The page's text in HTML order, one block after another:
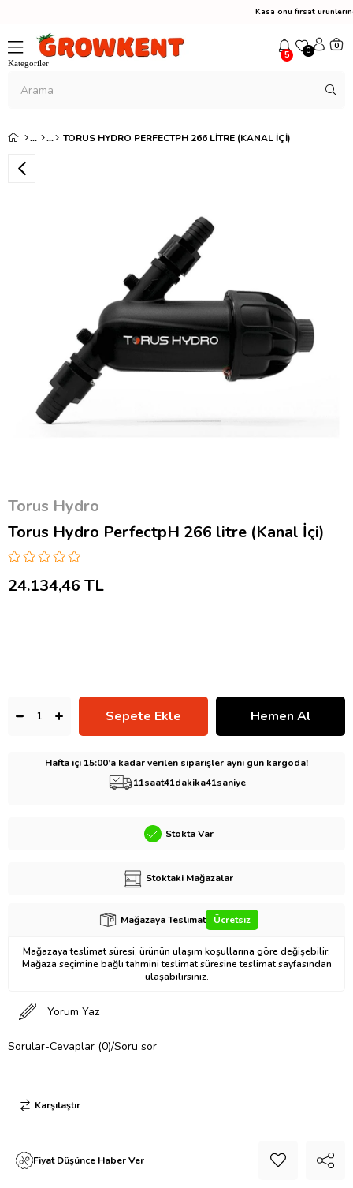
Kasa önü fırsat
5 0 0
TORUS HYDRO PERFECTPH 266 LITRE (KANAL İÇI)
Torus Hydro
Torus Hydro PerfectpH 266 litre (Kanal İçi)
24.134,46 TL
Hafta içi 15:00’a kadar verilen siparişler aynı gün kargoda!
11saat41dakika40saniye
Stokta Var
Stoktaki Mağazalar
Mağazaya Teslimat Ücretsiz
Mağazaya teslimat süresi, ürünün ulaşım koşullarına göre değişebilir.
Mağaza seçimine bağlı tahmini teslimat süresine teslimat sayfasından
ulaşabilirsiniz.
Yorum Yaz
Sorular-Cevaplar (0)/Soru sor
Karşılaştır
Fiyat Düşünce Haber Ver